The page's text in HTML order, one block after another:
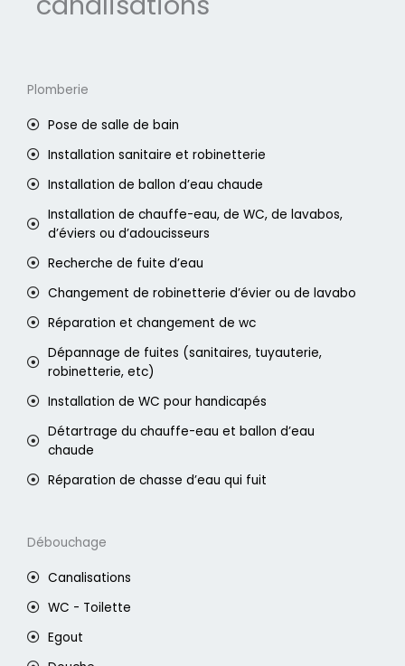
Plomberie
Pose de salle de bain
Installation sanitaire et robinetterie
Installation de ballon d’eau chaude
Installation de chauffe-eau, de WC, de lavabos,
d’éviers ou d’adoucisseurs
Recherche de fuite d’eau
Changement de robinetterie d’évier ou de lavabo
Réparation et changement de wc
Dépannage de fuites (sanitaires, tuyauterie,
robinetterie, etc)
Installation de WC pour handicapés
Détartrage du chauffe-eau et ballon d’eau
chaude
Réparation de chasse d’eau qui fuit
Débouchage
Canalisations
WC - Toilette
Egout